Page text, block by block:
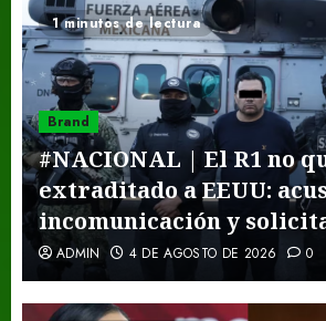
1 minutos de lectura
Brand
#NACIONAL | El R1 no
extraditado a EEUU:
incomunicación y
ADMIN 4 DE AGOSTO DE 2026 0